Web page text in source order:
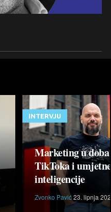
INTERVJU
Marketing u doba
TikToka i umjetne
inteligencije
Zvonko Pavić23. lipnja